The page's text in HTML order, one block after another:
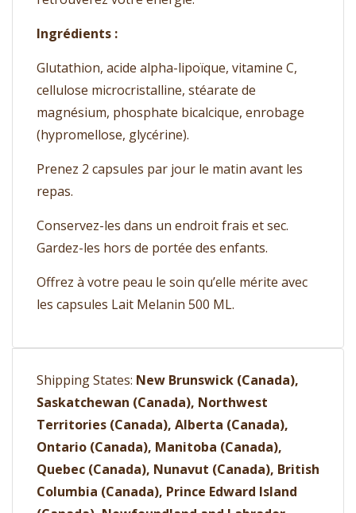
Ingrédients :
Glutathion, acide alpha-lipoïque, vitamine C,
cellulose microcristalline, stéarate de
magnésium, phosphate bicalcique, enrobage
(hypromellose, glycérine).
Prenez 2 capsules par jour le matin avant les
repas.
Conservez-les dans un endroit frais et sec.
Gardez-les hors de portée des enfants.
Offrez à votre peau le soin qu’elle mérite avec
les capsules Lait Melanin 500 ML.
Shipping States: New Brunswick (Canada),
Saskatchewan (Canada), Northwest
Territories (Canada), Alberta (Canada),
Ontario (Canada), Manitoba (Canada),
Quebec (Canada), Nunavut (Canada), British
Columbia (Canada), Prince Edward Island